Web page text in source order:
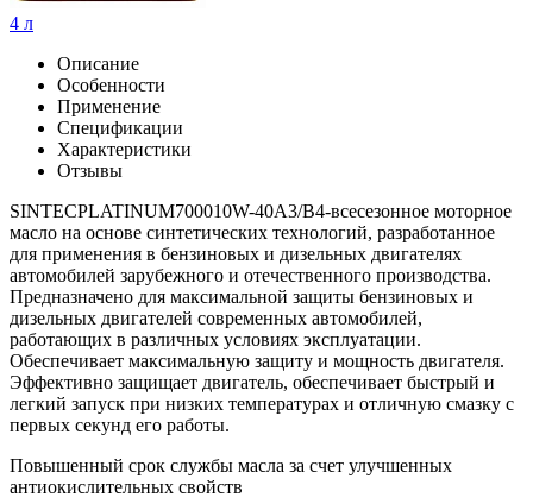
4 л
Описание
Особенности
Применение
Спецификации
Характеристики
Отзывы
SINTECPLATINUM700010W-40A3/B4-всесезонное моторное
масло на основе синтетических технологий, разработанное
для применения в бензиновых и дизельных двигателях
автомобилей зарубежного и отечественного производства.
Предназначено для максимальной защиты бензиновых и
дизельных двигателей современных автомобилей,
работающих в различных условиях эксплуатации.
Обеспечивает максимальную защиту и мощность двигателя.
Эффективно защищает двигатель, обеспечивает быстрый и
легкий запуск при низких температурах и отличную смазку с
первых секунд его работы.
Повышенный срок службы масла за счет улучшенных
антиокислительных свойств